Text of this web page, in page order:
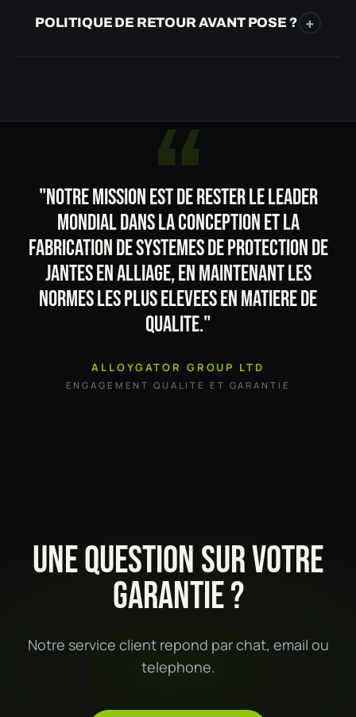
AlloyGator unitaire de remplacement (Single
POLITIQUE DE RETOUR AVANT POSE ? +
Produit non pose, dans son emballage d'origine.
Politique de retour
"NOTRE MISSION EST DE RESTER LE LEADER
MONDIAL DANS LA CONCEPTION ET LA
FABRICATION DE SYSTEMES DE PROTECTION DE
JANTES EN ALLIAGE, EN MAINTENANT LES
NORMES LES PLUS ELEVEES EN MATIERE DE
QUALITE."
ALLOYGATOR GROUP LTD
ENGAGEMENT QUALITE ET GARANTIE
UNE QUESTION SUR VOTRE
GARANTIE ?
Notre service client repond par chat, email ou
telephone.